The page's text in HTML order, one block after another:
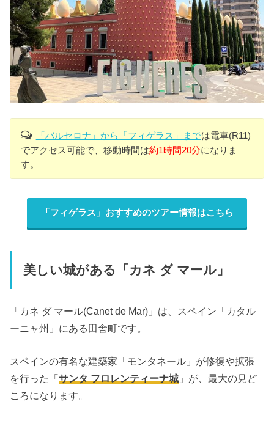
「バルセロナ」から「フィゲラス」までは電車(R11)
でアクセス可能で、移動時間は約1時間20分になりま
す。
「フィゲラス」おすすめのツアー情報はこちら
美しい城がある「カネ ダ マール」
「カネ ダ マール(Canet de Mar)」は、スペイン「カタル
ーニャ州」にある田舎町です。
スペインの有名な建築家「モンタネール」が修復や拡張
を行った「サンタ フロレンティーナ城 」が、最大の見ど
ころになります。